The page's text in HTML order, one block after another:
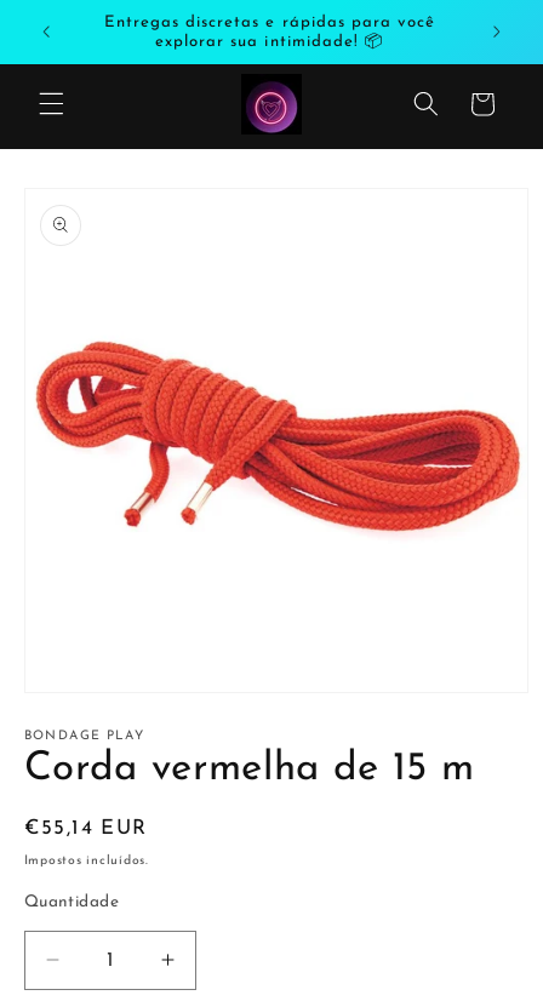
para o
Entregas discretas e rápidas para você
explorar sua intimidade! 📦
Carrinho
informação
do produto
multimédia
1
em
BONDAGE PLAY
Corda vermelha de 15 m
Preço
normal
€55,14 EUR
Impostos incluídos.
Quantidade
Diminuir
Aumentar